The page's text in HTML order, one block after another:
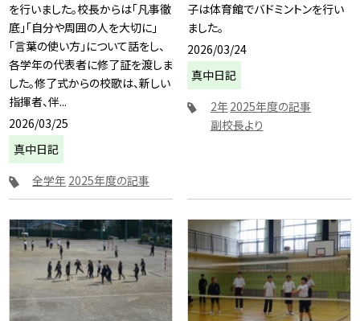
を行いました。校長からは「凡事徹
底」「自分や周囲の人を大切に」
「言葉の使い方」について話をし、
各学年の代表者に修了証を渡しま
した。修了式からの校歌は、新しい
指揮者、伴...
2026/03/25
真中日記
全学年 2025年度の記事
子は体育館でバドミントンを行い
ました。
2026/03/24
真中日記
2年2025年度の記事
副校長より